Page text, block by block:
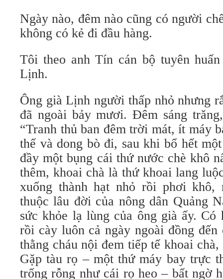
Ngày nào, đêm nào cũng có người
không có kẻ đi đầu hàng.
Tôi theo anh Tín cán bộ tuyên
Lịnh.
Ông già Lịnh người thấp nhỏ nhưng
đã ngoài bảy mươi. Đêm sáng
“Tranh thủ ban đêm trời mát, ít máy
thế và dong bò đi, sau khi bổ hết
đầy một bụng cái thứ nước chè khô
thêm, khoai chà là thứ khoai lang
xuống thành hạt nhỏ rồi phơi khô,
thuộc lâu đời của nông dân Quảng
sức khỏe lạ lùng của ông già ấy. Có
rồi cày luôn cả ngày ngoài đồng
thằng cháu nội đem tiếp tế khoai
Gặp tàu rọ – một thứ máy bay trực
trống rỗng như cái rọ heo – bất ngờ